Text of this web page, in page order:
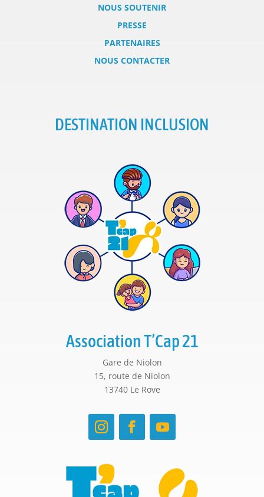
NOUS SOUTENIR
PRESSE
PARTENAIRES
NOUS CONTACTER
DESTINATION INCLUSION
Association T’Cap 21
Gare de Niolon
15, route de Niolon
13740 Le Rove